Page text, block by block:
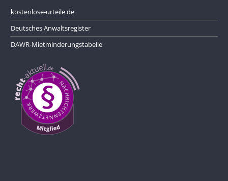
kostenlose-urteile.de
Deutsches Anwaltsregister
DAWR-Mietminderungstabelle